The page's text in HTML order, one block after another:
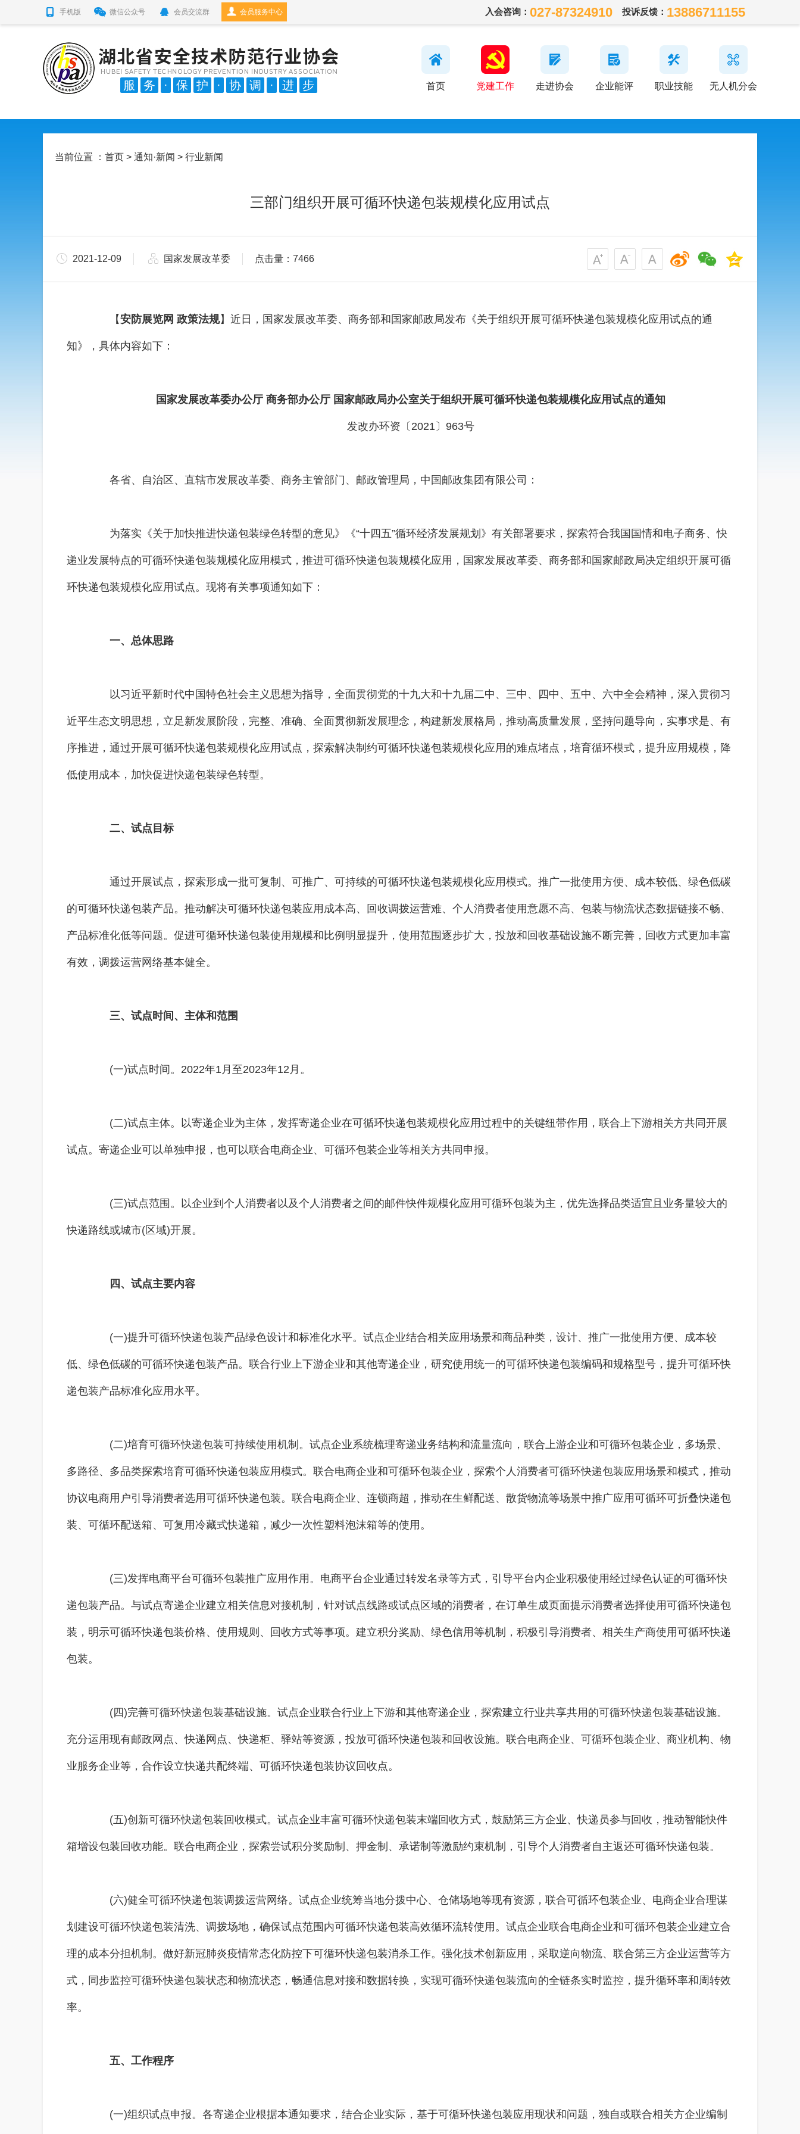
手机版 微信公众号 会员交流群 会员服务中心 入会咨询： 027-87324910 投诉反馈： 13886711155
服 务 · 保 护 · 协 调 · 进 步 首页 党建工作 走进协会 企业能评 职业技能 无人机分会
当前位置 ： 首页 > 通知·新闻 > 行业新闻
三部门组织开展可循环快递包装规模化应用试点
2021-12-09 国家发展改革委 点击量：7466
【安防展览网 政策法规】近日，国家发展改革委、商务部和国家邮政局发布《关于组织开展可循环快递包装规模化应用试点的通
知》，具体内容如下：
国家发展改革委办公厅 商务部办公厅 国家邮政局办公室关于组织开展可循环快递包装规模化应用试点的通知
发改办环资〔2021〕963号
各省、自治区、直辖市发展改革委、商务主管部门、邮政管理局，中国邮政集团有限公司：
为落实《关于加快推进快递包装绿色转型的意见》《“十四五”循环经济发展规划》有关部署要求，探索符合我国国情和电子商务、快
递业发展特点的可循环快递包装规模化应用模式，推进可循环快递包装规模化应用，国家发展改革委、商务部和国家邮政局决定组织开展可循
环快递包装规模化应用试点。现将有关事项通知如下：
一、总体思路
以习近平新时代中国特色社会主义思想为指导，全面贯彻党的十九大和十九届二中、三中、四中、五中、六中全会精神，深入贯彻习
近平生态文明思想，立足新发展阶段，完整、准确、全面贯彻新发展理念，构建新发展格局，推动高质量发展，坚持问题导向，实事求是、有
序推进，通过开展可循环快递包装规模化应用试点，探索解决制约可循环快递包装规模化应用的难点堵点，培育循环模式，提升应用规模，降
低使用成本，加快促进快递包装绿色转型。
二、试点目标
通过开展试点，探索形成一批可复制、可推广、可持续的可循环快递包装规模化应用模式。推广一批使用方便、成本较低、绿色低碳
的可循环快递包装产品。推动解决可循环快递包装应用成本高、回收调拨运营难、个人消费者使用意愿不高、包装与物流状态数据链接不畅、
产品标准化低等问题。促进可循环快递包装使用规模和比例明显提升，使用范围逐步扩大，投放和回收基础设施不断完善，回收方式更加丰富
有效，调拨运营网络基本健全。
三、试点时间、主体和范围
(一)试点时间。2022年1月至2023年12月。
(二)试点主体。以寄递企业为主体，发挥寄递企业在可循环快递包装规模化应用过程中的关键纽带作用，联合上下游相关方共同开展
试点。寄递企业可以单独申报，也可以联合电商企业、可循环包装企业等相关方共同申报。
(三)试点范围。以企业到个人消费者以及个人消费者之间的邮件快件规模化应用可循环包装为主，优先选择品类适宜且业务量较大的
快递路线或城市(区域)开展。
四、试点主要内容
(一)提升可循环快递包装产品绿色设计和标准化水平。试点企业结合相关应用场景和商品种类，设计、推广一批使用方便、成本较
低、绿色低碳的可循环快递包装产品。联合行业上下游企业和其他寄递企业，研究使用统一的可循环快递包装编码和规格型号，提升可循环快
递包装产品标准化应用水平。
(二)培育可循环快递包装可持续使用机制。试点企业系统梳理寄递业务结构和流量流向，联合上游企业和可循环包装企业，多场景、
多路径、多品类探索培育可循环快递包装应用模式。联合电商企业和可循环包装企业，探索个人消费者可循环快递包装应用场景和模式，推动
协议电商用户引导消费者选用可循环快递包装。联合电商企业、连锁商超，推动在生鲜配送、散货物流等场景中推广应用可循环可折叠快递包
装、可循环配送箱、可复用冷藏式快递箱，减少一次性塑料泡沫箱等的使用。
(三)发挥电商平台可循环包装推广应用作用。电商平台企业通过转发名录等方式，引导平台内企业积极使用经过绿色认证的可循环快
递包装产品。与试点寄递企业建立相关信息对接机制，针对试点线路或试点区域的消费者，在订单生成页面提示消费者选择使用可循环快递包
装，明示可循环快递包装价格、使用规则、回收方式等事项。建立积分奖励、绿色信用等机制，积极引导消费者、相关生产商使用可循环快递
包装。
(四)完善可循环快递包装基础设施。试点企业联合行业上下游和其他寄递企业，探索建立行业共享共用的可循环快递包装基础设施。
充分运用现有邮政网点、快递网点、快递柜、驿站等资源，投放可循环快递包装和回收设施。联合电商企业、可循环包装企业、商业机构、物
业服务企业等，合作设立快递共配终端、可循环快递包装协议回收点。
(五)创新可循环快递包装回收模式。试点企业丰富可循环快递包装末端回收方式，鼓励第三方企业、快递员参与回收，推动智能快件
箱增设包装回收功能。联合电商企业，探索尝试积分奖励制、押金制、承诺制等激励约束机制，引导个人消费者自主返还可循环快递包装。
(六)健全可循环快递包装调拨运营网络。试点企业统筹当地分拨中心、仓储场地等现有资源，联合可循环包装企业、电商企业合理谋
划建设可循环快递包装清洗、调拨场地，确保试点范围内可循环快递包装高效循环流转使用。试点企业联合电商企业和可循环包装企业建立合
理的成本分担机制。做好新冠肺炎疫情常态化防控下可循环快递包装消杀工作。强化技术创新应用，采取逆向物流、联合第三方企业运营等方
式，同步监控可循环快递包装状态和物流状态，畅通信息对接和数据转换，实现可循环快递包装流向的全链条实时监控，提升循环率和周转效
率。
五、工作程序
(一)组织试点申报。各寄递企业根据本通知要求，结合企业实际，基于可循环快递包装应用现状和问题，独自或联合相关方企业编制